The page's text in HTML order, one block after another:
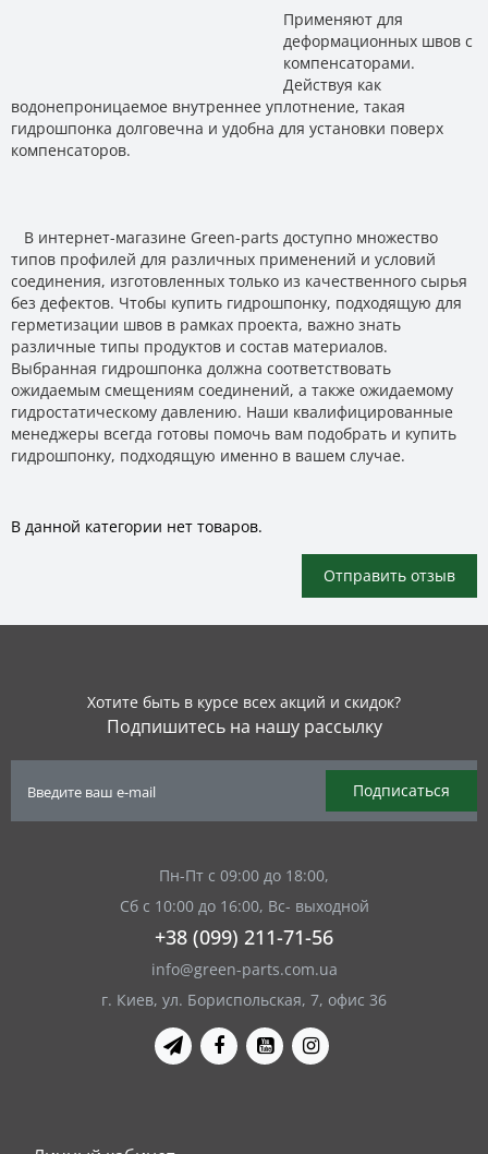
Применяют для
деформационных швов с
компенсаторами.
Действуя как
водонепроницаемое внутреннее уплотнение, такая
гидрошпонка долговечна и удобна для установки поверх
компенсаторов.
В интернет-магазине Green-parts доступно множество
типов профилей для различных применений и условий
соединения, изготовленных только из качественного сырья
без дефектов. Чтобы купить гидрошпонку, подходящую для
герметизации швов в рамках проекта, важно знать
различные типы продуктов и состав материалов.
Выбранная гидрошпонка должна соответствовать
ожидаемым смещениям соединений, а также ожидаемому
гидростатическому давлению. Наши квалифицированные
менеджеры всегда готовы помочь вам подобрать и купить
гидрошпонку, подходящую именно в вашем случае.
В данной категории нет товаров.
Отправить отзыв
Хотите быть в курсе всех акций и скидок?
Подпишитесь на нашу рассылку
Подписаться
Пн-Пт с 09:00 до 18:00,
Сб с 10:00 до 16:00, Вс- выходной
+38 (099) 211-71-56
info@green-parts.com.ua
г. Киев, ул. Бориспольская, 7, офис 36